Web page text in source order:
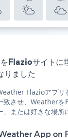
Flazioサイトに
りました
Flazioアプリ
致させ、Weatherを
または好きな場所
App on